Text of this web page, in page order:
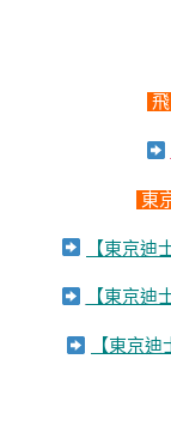
東
【東京迪
【東京迪
【東京